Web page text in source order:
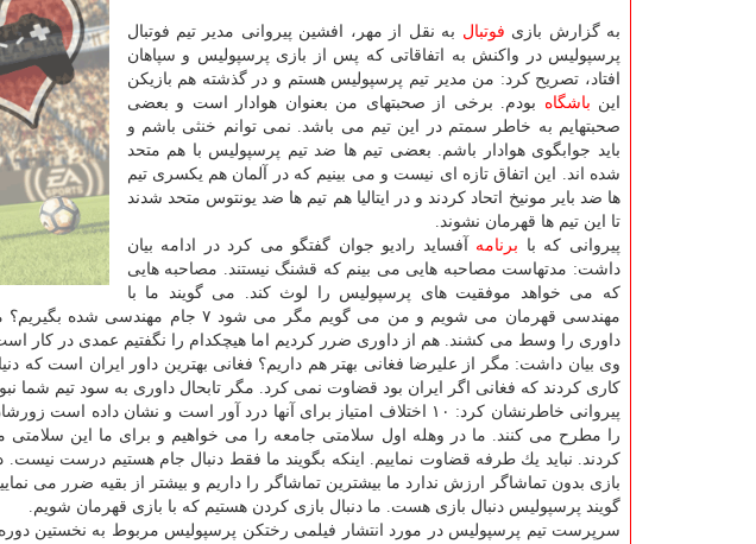
به گزارش بازی فوتبال به نقل از مهر، افشین پیروانی مدیر تیم فوتبال
پرسپولیس در واكنش به اتفاقاتی كه پس از بازی پرسپولیس و سپاهان
افتاد، تصریح كرد: من مدیر تیم پرسپولیس هستم و در گذشته هم بازیكن
این باشگاه بودم. برخی از صحبتهای من بعنوان هوادار است و بعضی
صحبتهایم به خاطر سمتم در این تیم می باشد. نمی توانم خنثی باشم و
باید جوابگوی هوادار باشم. بعضی تیم ها ضد تیم پرسپولیس با هم متحد
شده اند. این اتفاق تازه ای نیست و می بینیم كه در آلمان هم یكسری تیم
ها ضد بایر مونیخ اتحاد كردند و در ایتالیا هم تیم ها ضد یونتوس متحد شدند
تا این تیم ها قهرمان نشوند.
پیروانی كه با برنامه آفساید رادیو جوان گفتگو می كرد در ادامه بیان
داشت: مدتهاست مصاحبه هایی می بینم كه قشنگ نیستند. مصاحبه هایی
كه می خواهد موفقیت های پرسپولیس را لوث كند. می گویند ما با
مهندسی قهرمان می شویم و من می گویم مگر
داوری را وسط می كشند. هم از داوری ضرر كردیم اما هیچكدام را نگفتیم عمدی در كار
وی بیان داشت: مگر از علیرضا فغانی بهتر هم داریم؟ فغانی بهترین داور ایران است كه
كاری كردند كه فغانی اگر ایران بود قضاوت نمی كرد. مگر تابحال داوری به سود تیم شما
پیروانی خاطرنشان كرد: ۱۰ اختلاف امتیاز برای آنها درد آور است و
را مطرح می كنند. ما در وهله اول سلامتی جامعه را می خواهیم و برای ما این
بازی بدون تماشاگر ارزش ندارد ما بیشترین تماشاگر را داریم و بیشتر از بقیه ضرر می
گویند پرسپولیس دنبال بازی هست. ما دنبال بازی كردن هستیم كه با بازی قهرمان شویم.
سرپرست تیم پرسپولیس در مورد انتشار فیلمی رختكن پرسپولیس مربوط به نخستین